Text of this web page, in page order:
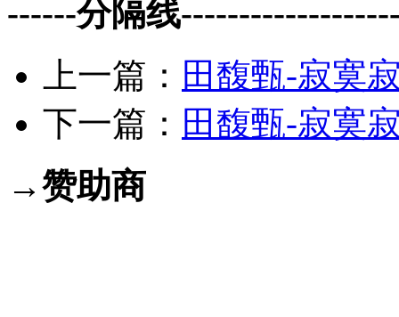
------分隔线
上一篇： 田馥甄-寂寞
下一篇： 田馥甄-寂寞
→赞助商